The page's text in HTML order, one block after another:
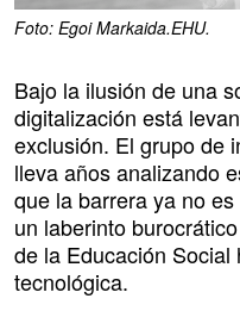
Foto: Egoi Markaida.EHU.
Bajo la ilusión de una
digitalización está
exclusión. El grupo de
lleva años analizando
que la barrera ya no
un laberinto
de la Educación
tecnológica.